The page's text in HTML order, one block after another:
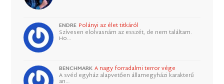
ENDRE Polányi az élet titkáról
Szívesen elolvasnám az esszét, de nem találtam.
Ho…
BENCHMARK A nagy forradalmi terror vége
A svéd egyház alapvetően államegyházi karakterű
an…